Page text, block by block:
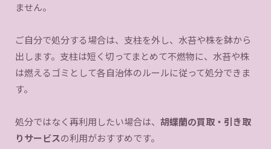
ません。
ご自分で処分する場合は、支柱を外し、水苔や株を鉢から
出します。支柱は短く切ってまとめて不燃物に、水苔や株
は燃えるゴミとして各自治体のルールに従って処分できま
す。
処分ではなく再利用したい場合は、 胡蝶蘭の買取・引き取
りサービスの利用がおすすめです。